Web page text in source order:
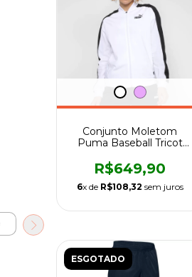
Conjunto Moletom
Puma Baseball Tricot
R$649,90
6x de R$108,32 sem juros
ESGOTADO